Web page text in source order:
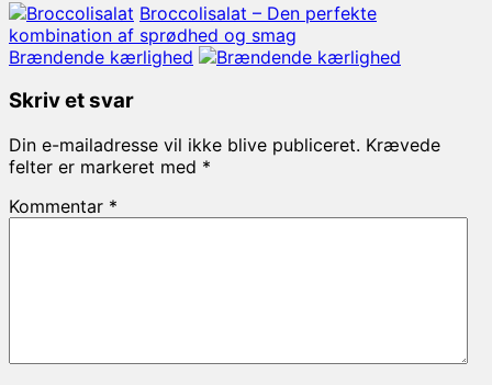
Broccolisalat – Den perfekte
kombination af sprødhed og smag
Brændende kærlighed
Skriv et svar
Din e-mailadresse vil ikke blive publiceret. Krævede
felter er markeret med *
Kommentar *